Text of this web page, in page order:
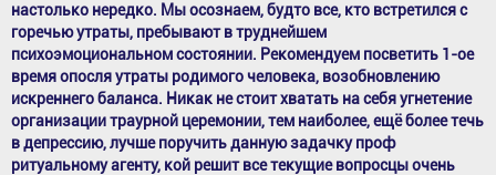
настолько нередко. Мы осознаем, будто все, кто встретился с
горечью утраты, пребывают в труднейшем
психоэмоциональном состоянии. Рекомендуем посветить 1-ое
время опосля утраты родимого человека, возобновлению
искреннего баланса. Никак не стоит хватать на себя угнетение
организации траурной церемонии, тем наиболее, ещё более течь
в депрессию, лучше поручить данную задачку проф
ритуальному агенту, кой решит все текущие вопросцы очень